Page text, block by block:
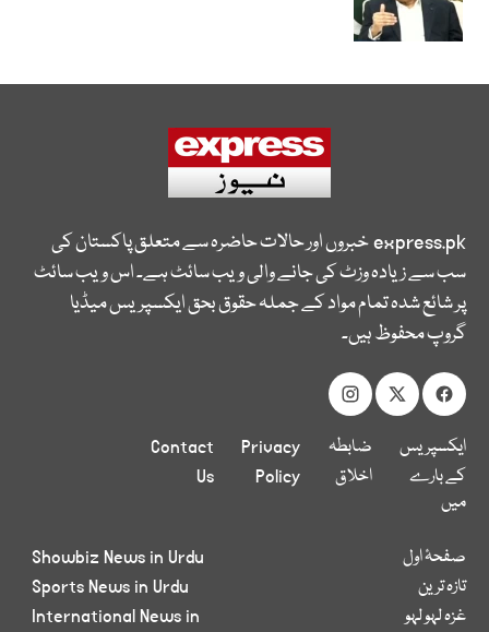
express.pkخبروں اور حالات حاضرہ سے متعلق پاکستان کی
سب سے زیادہ وزٹ کی جانے والی ویب سائٹ ہے۔ اس ویب سائٹ
پر شائع شدہ تمام مواد کے جملہ حقوق بحق ایکسپریس میڈیا
گروپ محفوظ ہیں۔
ایکسپریس
کے بارے
میں
ضابطہ
اخلاق
Privacy
Policy
Contact
Us
صفحۂ اول
تازہ ترین
غزہ لہو لہو
Showbiz News in Urdu
Sports News in Urdu
International News in